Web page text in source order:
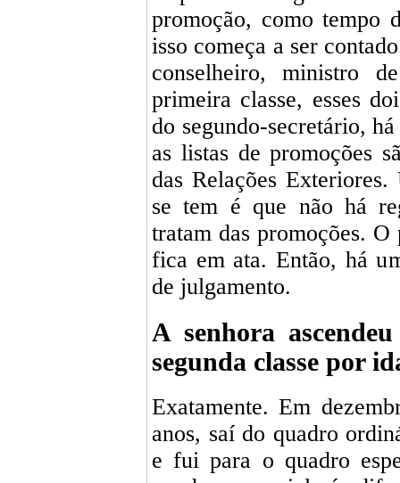
promoção, como tempo
isso começa a ser
conselheiro, ministro
primeira classe, esses
do segundo-secretário,
as listas de promoções
das Relações
se tem é que não há
tratam das promoções. O
fica em ata. Então, há
de julgamento.
A senhora
segunda classe por
Exatamente. Em
anos, saí do quadro
e fui para o quadro